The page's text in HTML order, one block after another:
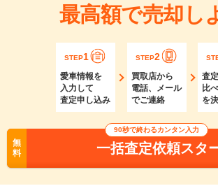
最高額で売却し
STEP1
愛車情報を
入力して
査定申し込み
STEP2
買取店から
電話、メール
でご連絡
査
比
を
無
料
90秒で終わるカンタン入力
一括査定依頼スタ